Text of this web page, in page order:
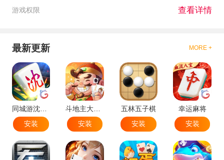
游戏权限 查看详情
最新更新 MORE +
同城游沈阳麻将
安装
安装
五林五子棋
安装
幸运麻将
安装